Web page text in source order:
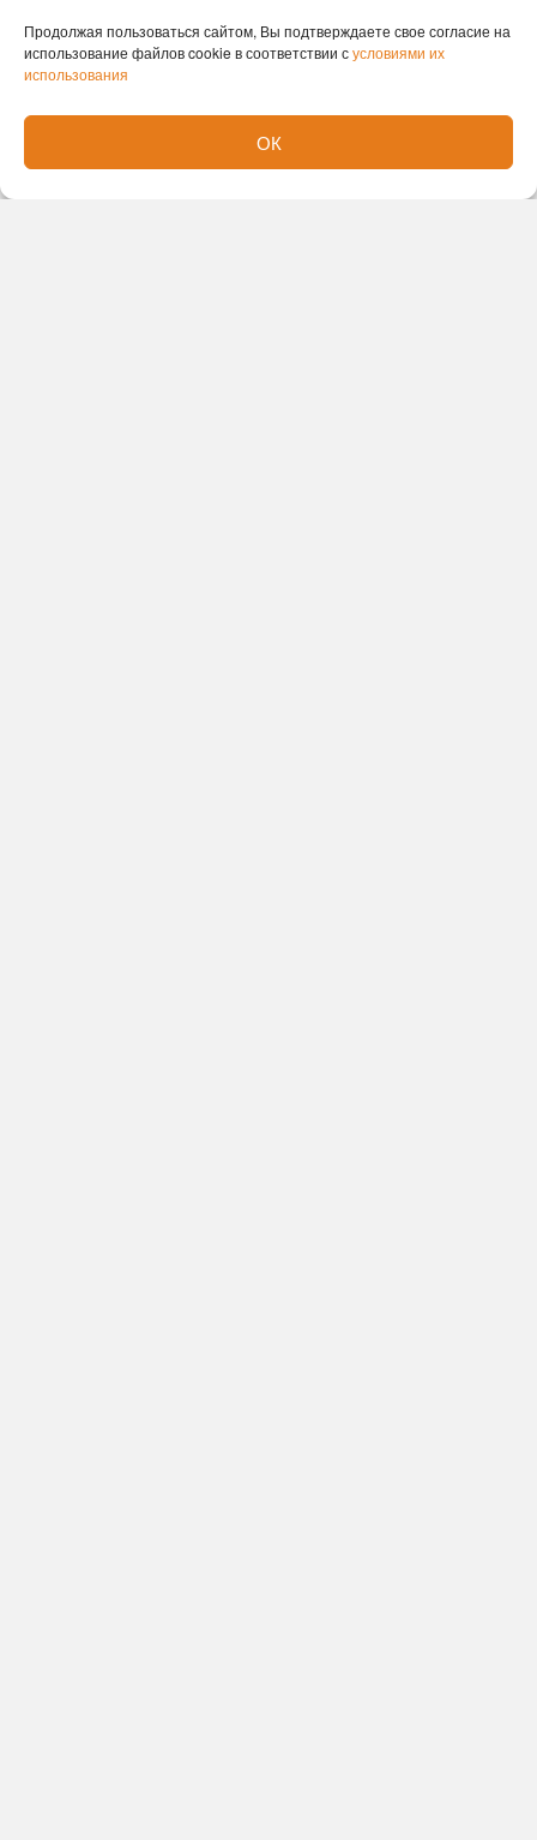
Продолжая пользоваться сайтом, Вы подтверждаете свое согласие на
использование файлов cookie в соответствии сусловиями их
использования
ОК